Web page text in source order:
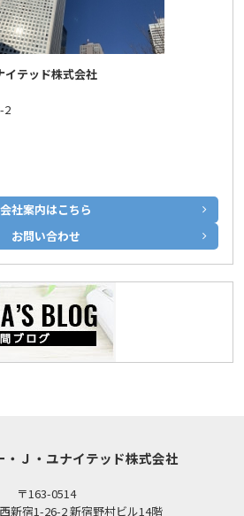
イテッド株式会社
2
会社案内はこちら
お問い合わせ
・Ｊ・ユナイテッド株式会社
〒163-0514
新宿1-26-2 新宿野村ビル14階